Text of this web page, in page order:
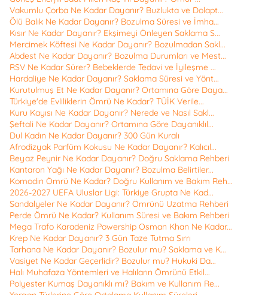
Vakumlu Çorba Ne Kadar Dayanır? Buzlukta ve Dolapt...
Ölü Balık Ne Kadar Dayanır? Bozulma Süresi ve İmha...
Kısır Ne Kadar Dayanır? Ekşimeyi Önleyen Saklama S...
Mercimek Köftesi Ne Kadar Dayanır? Bozulmadan Sakl...
Abdest Ne Kadar Dayanır? Bozulma Durumları ve Mest...
RSV Ne Kadar Sürer? Bebeklerde Tedavi ve İyileşme ...
Hardaliye Ne Kadar Dayanır? Saklama Süresi ve Yönt...
Kurutulmuş Et Ne Kadar Dayanır? Ortamına Göre Daya...
Türkiye'de Evliliklerin Ömrü Ne Kadar? TÜİK Verile...
Kuru Kayısı Ne Kadar Dayanır? Nerede ve Nasıl Sakl...
Şeftali Ne Kadar Dayanır? Ortamına Göre Dayanıklıl...
Dul Kadın Ne Kadar Dayanır? 300 Gün Kuralı
Afrodizyak Parfüm Kokusu Ne Kadar Dayanır? Kalıcıl...
Beyaz Peynir Ne Kadar Dayanır? Doğru Saklama Rehberi
Kantaron Yağı Ne Kadar Dayanır? Bozulma Belirtiler...
Komodin Ömrü Ne Kadar? Doğru Kullanım ve Bakım Reh...
2026-2027 UEFA Uluslar Ligi: Türkiye Grupta Ne Kad...
Sandalyeler Ne Kadar Dayanır? Ömrünü Uzatma Rehberi
Perde Ömrü Ne Kadar? Kullanım Süresi ve Bakım Rehberi
Mega Trafo Karadeniz Powership Osman Khan Ne Kadar...
Krep Ne Kadar Dayanır? 3 Gün Taze Tutma Sırrı
Tarhana Ne Kadar Dayanır? Bozulur mu? Saklama ve K...
Vasiyet Ne Kadar Geçerlidir? Bozulur mu? Hukuki Da...
Halı Muhafaza Yöntemleri ve Halıların Ömrünü Etkil...
Polyester Kumaş Dayanıklı mı? Bakım ve Kullanım Re...